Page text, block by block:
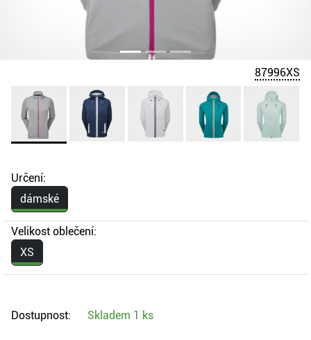
87996XS
Určení:
dámské
Velikost oblečení:
XS
Dostupnost: Skladem 1 ks